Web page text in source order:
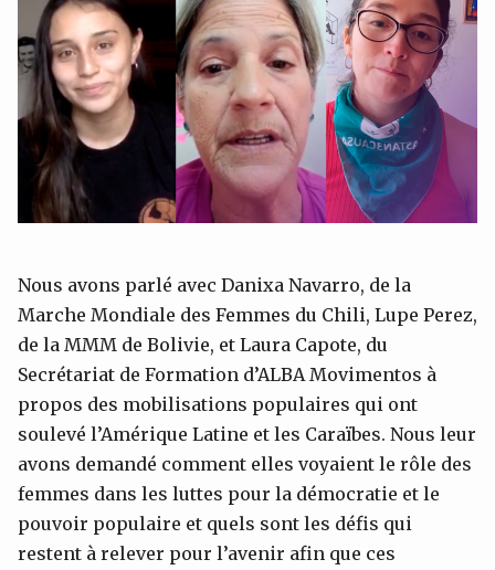
Nous avons parlé avec Danixa Navarro, de la
Marche Mondiale des Femmes du Chili, Lupe Perez,
de la MMM de Bolivie, et Laura Capote, du
Secrétariat de Formation d’ALBA Movimentos à
propos des mobilisations populaires qui ont
soulevé l’Amérique Latine et les Caraïbes. Nous leur
avons demandé comment elles voyaient le rôle des
femmes dans les luttes pour la démocratie et le
pouvoir populaire et quels sont les défis qui
restent à relever pour l’avenir afin que ces